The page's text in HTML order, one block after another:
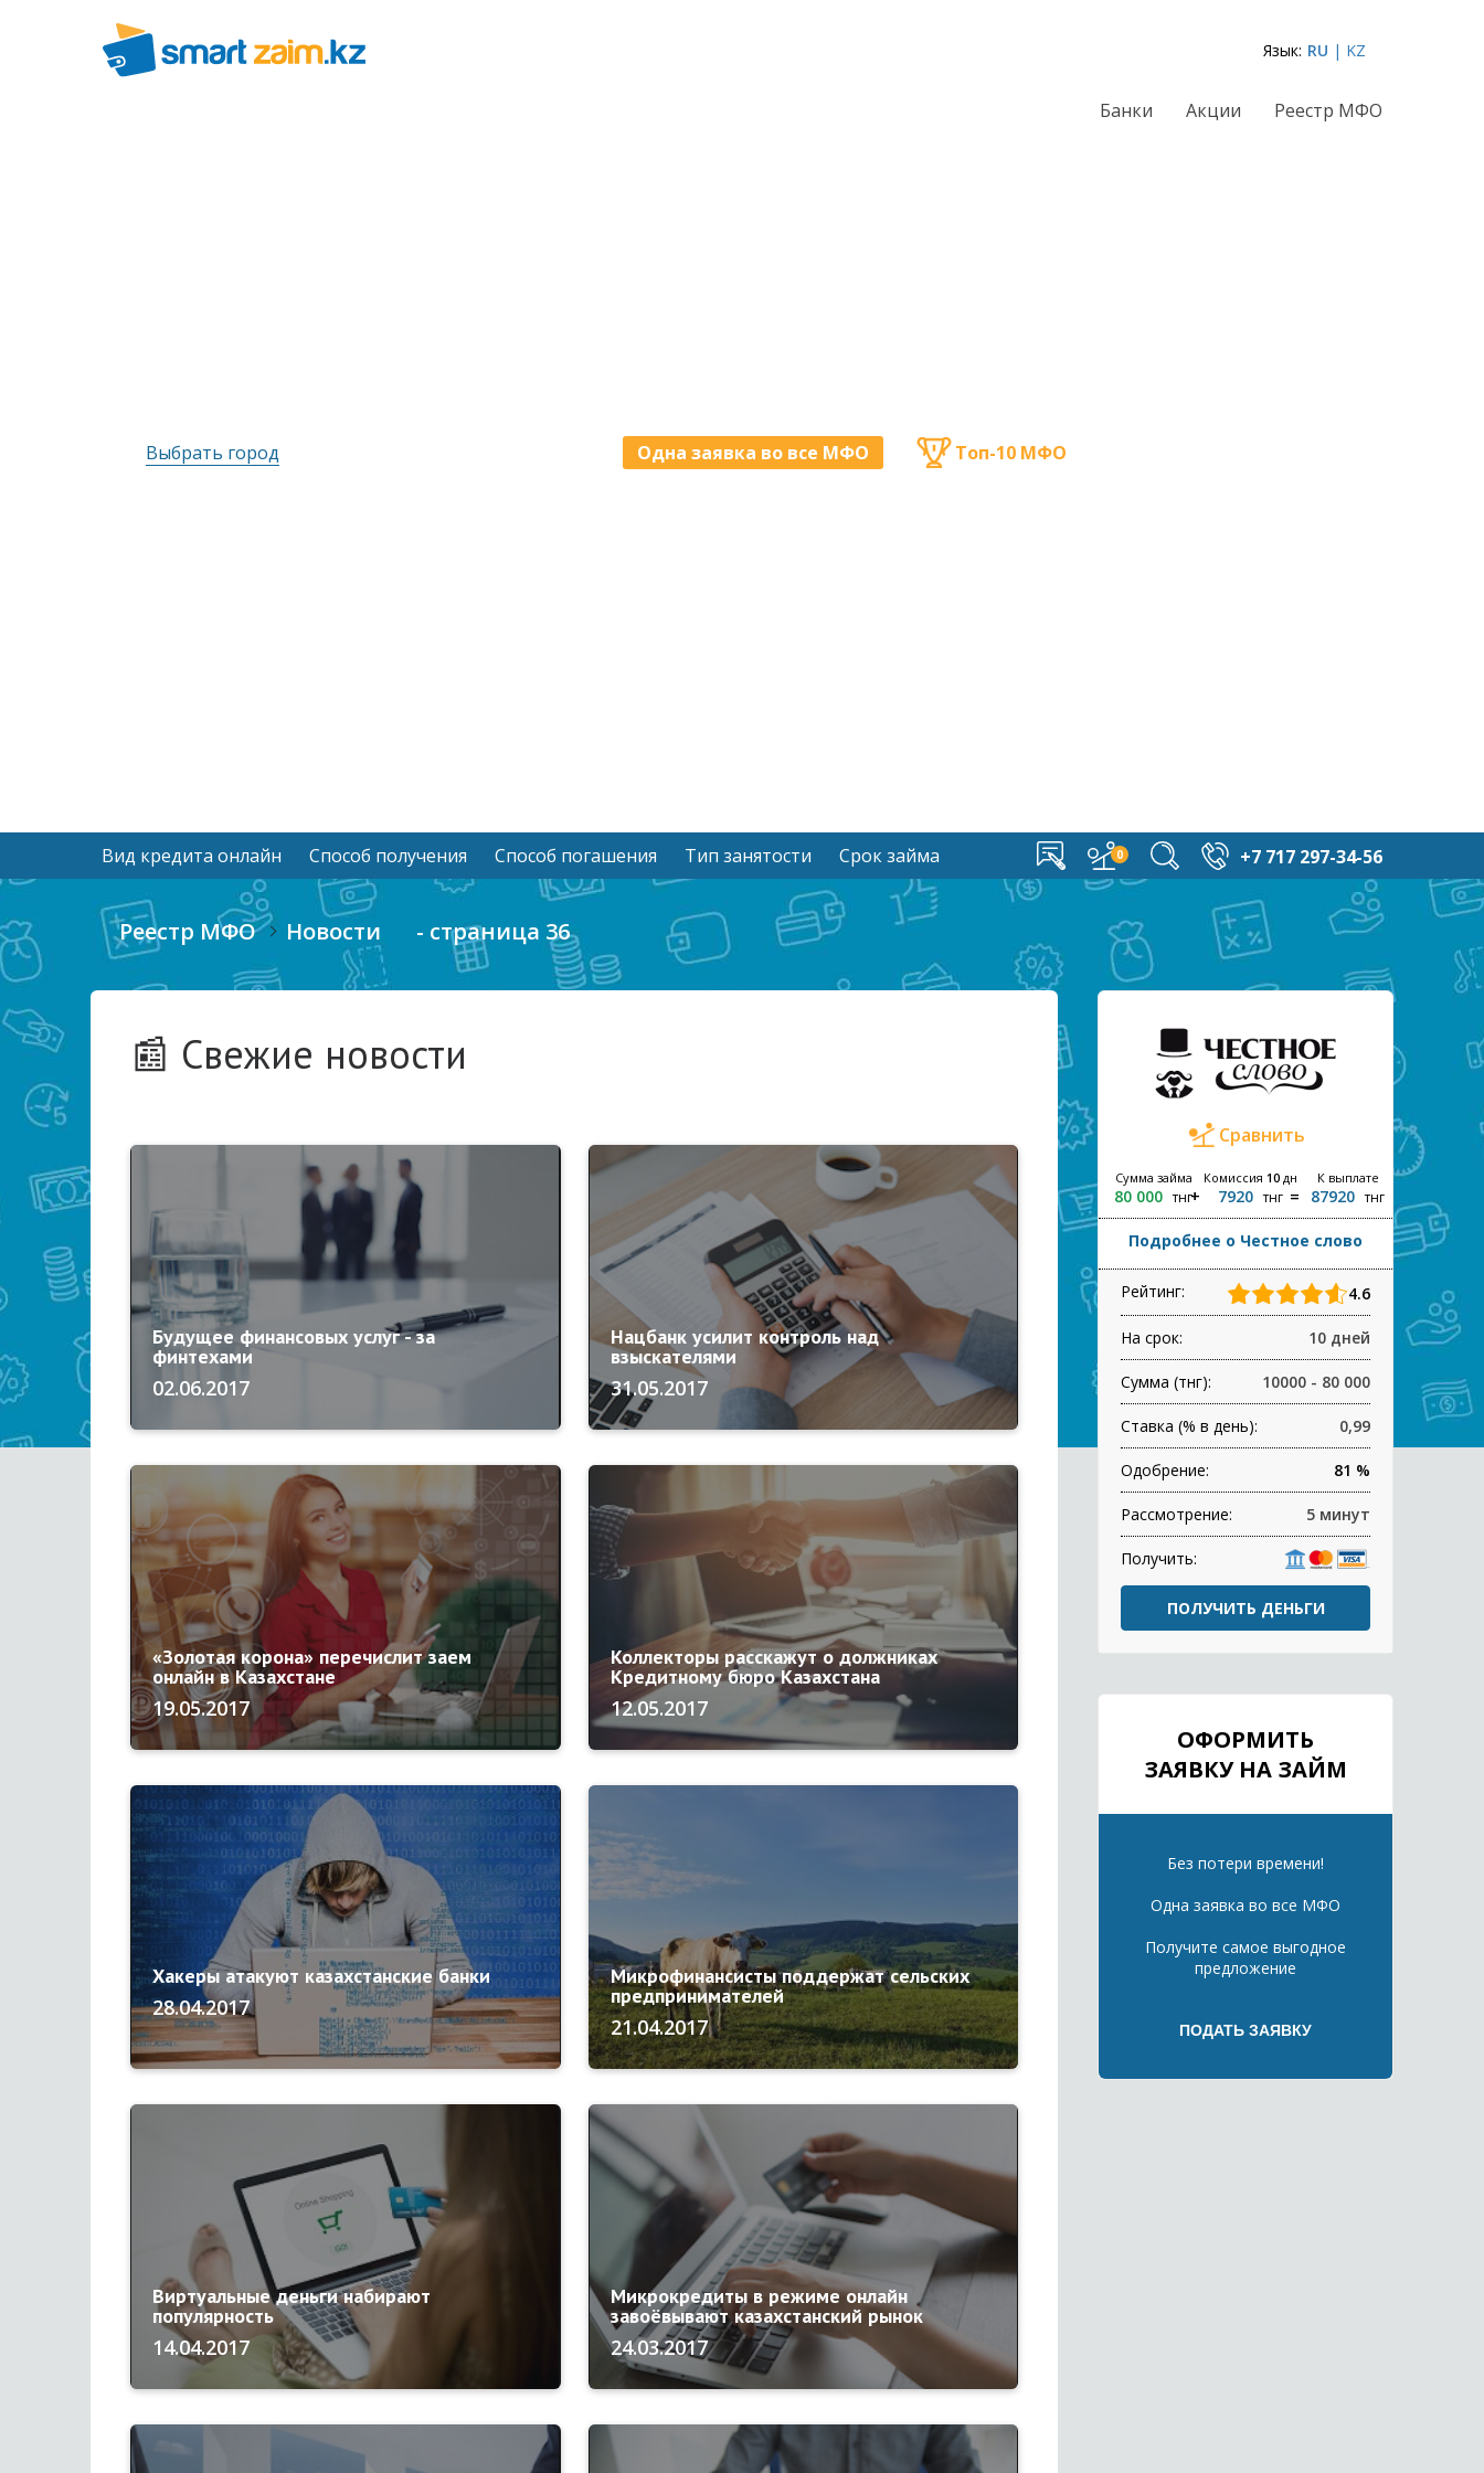
Язык: RU | KZ
Выбрать город Одна заявка во все МФО Топ-10 МФО
Банки Акции Реестр МФО
Вид кредита онлайн Способ получения Способ погашения Тип занятости Срок займа +7 717 297-34-56
Реестр МФО Новости - страница 36
📰 Свежие новости
Будущее финансовых услуг - за
финтехами
02.06.2017
Нацбанк усилит контроль над
взыскателями
31.05.2017
«Золотая корона» перечислит заем
онлайн в Казахстане
19.05.2017
Коллекторы расскажут о должниках
Кредитному бюро Казахстана
12.05.2017
Хакеры атакуют казахстанские банки
28.04.2017
Микрофинансисты поддержат сельских
предпринимателей
21.04.2017
Виртуальные деньги набирают
популярность
14.04.2017
Микрокредиты в режиме онлайн
завоёвывают казахстанский рынок
24.03.2017
Сравнить
Сумма займа
80 000 тнг
Комиссия 10дн
7920 тнг
К выплате
87920 тнг
Подробнее о Честное слово
Рейтинг: 4.6
На срок: 10 дней
Сумма (тнг): 10000 - 80 000
Ставка (% в день): 0,99
Одобрение: 81 %
Рассмотрение: 5 минут
Получить:
ПОЛУЧИТЬ ДЕНЬГИ
ОФОРМИТЬ
ЗАЯВКУ НА ЗАЙМ
Без потери времени!
Одна заявка во все МФО
Получите самое выгодное
предложение